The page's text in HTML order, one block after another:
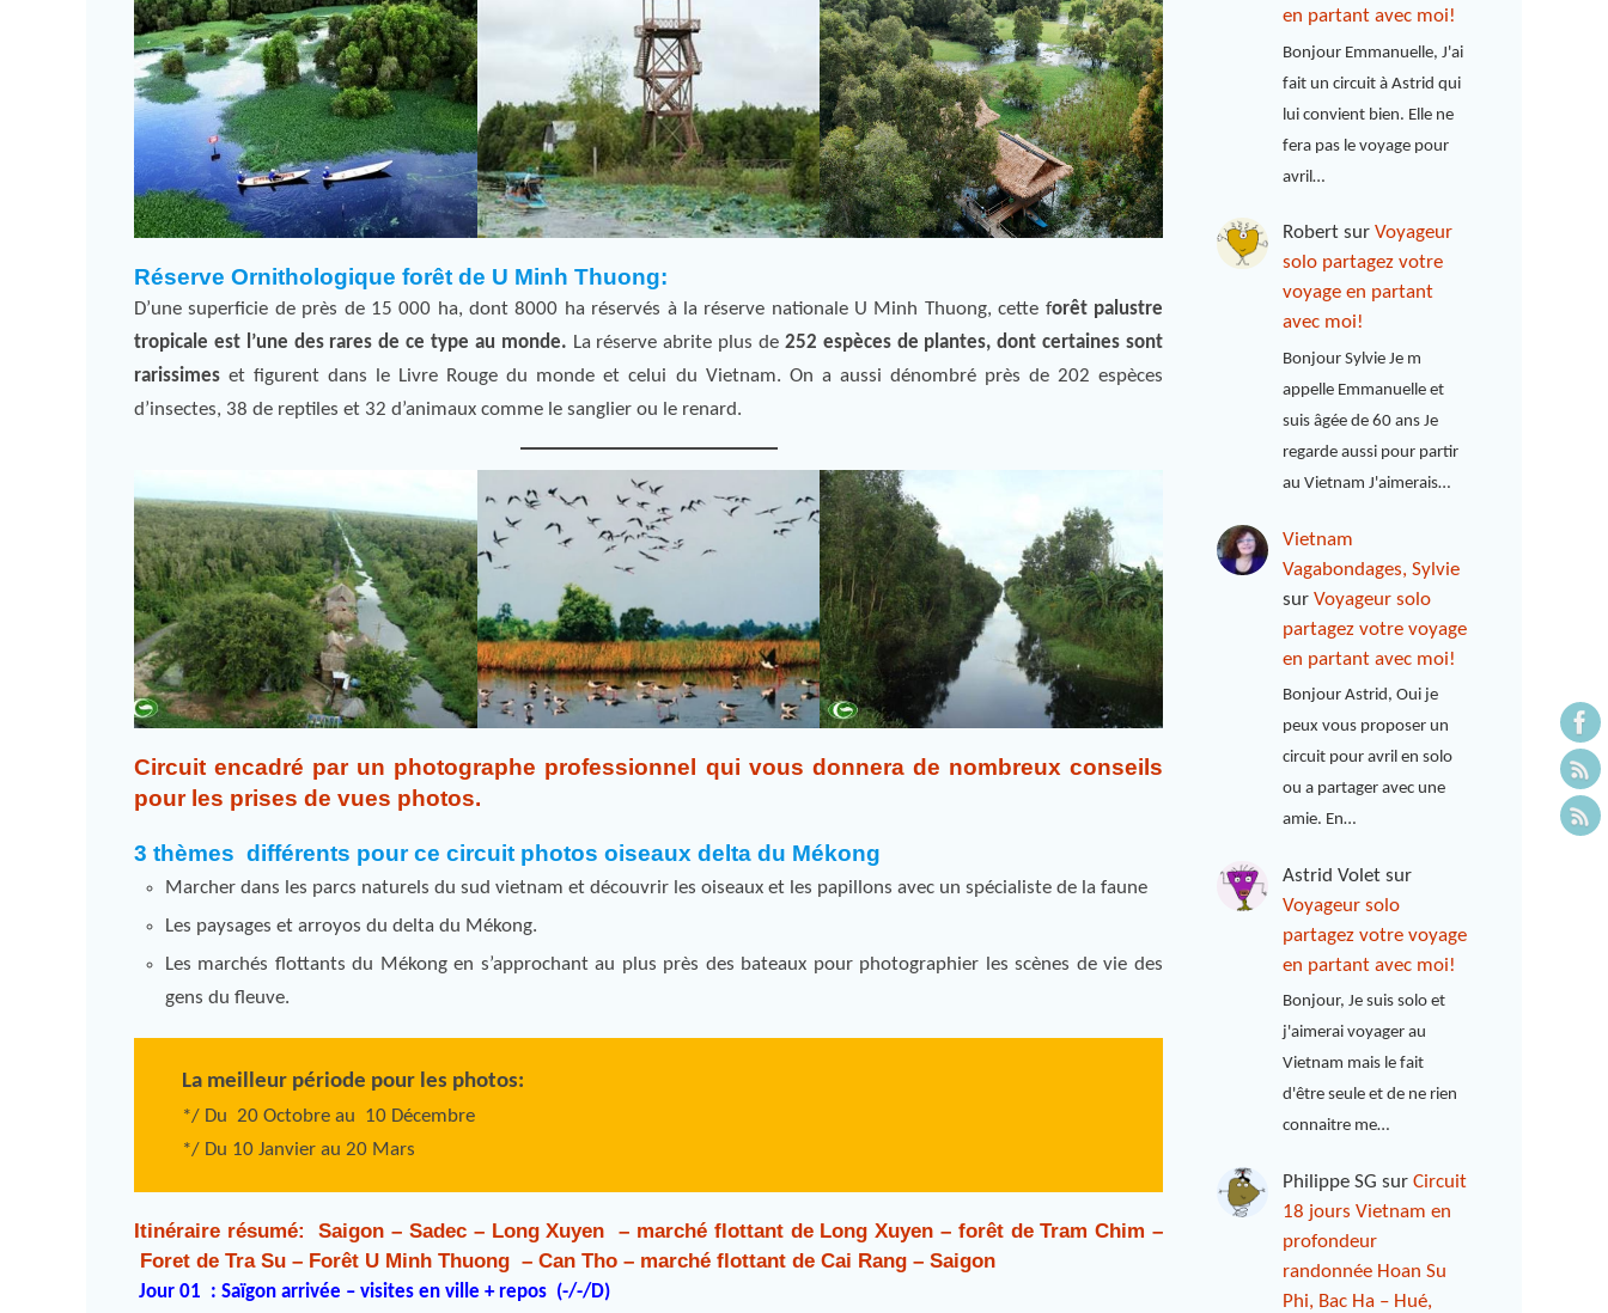
Réserve Ornithologique forêt de U Minh Thuong:
D’une superficie de près de 15 000 ha, dont 8000 ha réservés à la réserve nationale U Minh Thuong, cette forêt palustre
tropicale est l’une des rares de ce type au monde. La réserve abrite plus de 252 espèces de plantes, dont certaines sont
rarissimes et figurent dans le Livre Rouge du monde et celui du Vietnam. On a aussi dénombré près de 202 espèces
d’insectes, 38 de reptiles et 32 d’animaux comme le sanglier ou le renard.
Circuit encadré par un photographe professionnel qui vous donnera de nombreux conseils
pour les prises de vues photos.
3 thèmes différents pour ce circuit photos oiseaux delta du Mékong
Marcher dans les parcs naturels du sud vietnam et découvrir les oiseaux et les papillons avec un spécialiste de la faune
Les paysages et arroyos du delta du Mékong.
Les marchés flottants du Mékong en s’approchant au plus près des bateaux pour photographier les scènes de vie des
gens du fleuve.
La meilleur période pour les photos:
*/ Du 20 Octobre au 10 Décembre
*/ Du 10 Janvier au 20 Mars
Itinéraire résumé: Saigon – Sadec – Long Xuyen – marché flottant de Long Xuyen – forêt de Tram Chim –
Foret de Tra Su – Forêt U Minh Thuong – Can Tho – marché flottant de Cai Rang – Saigon
Jour 01 : Saïgon arrivée – visites en ville + repos (-/-/D)
en partant avec moi!
Bonjour Emmanuelle, J'ai
fait un circuit à Astrid qui
lui convient bien. Elle ne
fera pas le voyage pour
avril…
Robert surVoyageur
solo partagez votre
voyage en partant
avec moi!
Bonjour Sylvie Je m
appelle Emmanuelle et
suis âgée de 60 ans Je
regarde aussi pour partir
au Vietnam J'aimerais…
Vietnam
Vagabondages, Sylvie
surVoyageur solo
partagez votre voyage
en partant avec moi!
Bonjour Astrid, Oui je
peux vous proposer un
circuit pour avril en solo
ou a partager avec une
amie. En…
Astrid Volet sur
Voyageur solo
partagez votre voyage
en partant avec moi!
Bonjour, Je suis solo et
j'aimerai voyager au
Vietnam mais le fait
d'être seule et de ne rien
connaitre me…
Philippe SG surCircuit
18 jours Vietnam en
profondeur
randonnée Hoan Su
Phi, Bac Ha – Hué,